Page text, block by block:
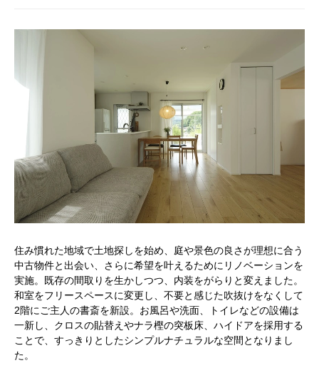
住み慣れた地域で土地探しを始め、庭や景色の良さが理想に合う
中古物件と出会い、さらに希望を叶えるためにリノベーションを
実施。既存の間取りを生かしつつ、内装をがらりと変えました。
和室をフリースペースに変更し、不要と感じた吹抜けをなくして
2階にご主人の書斎を新設。お風呂や洗面、トイレなどの設備は
一新し、クロスの貼替えやナラ樫の突板床、ハイドアを採用する
ことで、すっきりとしたシンプルナチュラルな空間となりまし
た。